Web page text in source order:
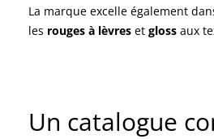
La marque excelle également
les rouges à lèvres et gloss aux
Un catalogue